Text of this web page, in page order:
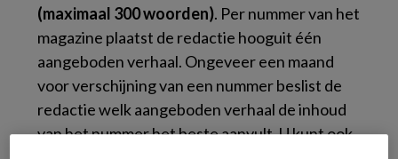
(maximaal 300 woorden). Per nummer van het
magazine plaatst de redactie hooguit één
aangeboden verhaal. Ongeveer een maand
voor verschijning van een nummer beslist de
redactie welk aangeboden verhaal de inhoud
van het nummer het beste aanvult. U kunt ook